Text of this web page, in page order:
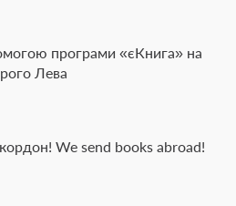
програми «єКнига» на
Лева
We send books abroad!